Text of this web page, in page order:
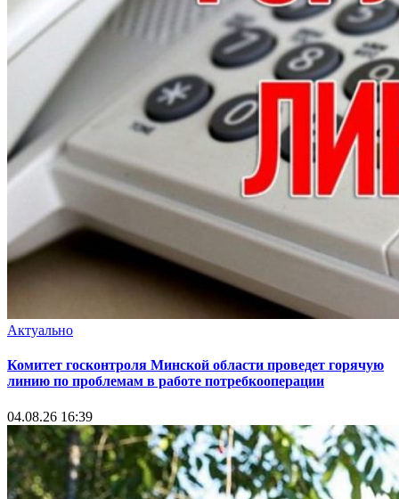
Актуально
Комитет госконтроля Минской области проведет горячую
линию по проблемам в работе потребкооперации
04.08.26 16:39